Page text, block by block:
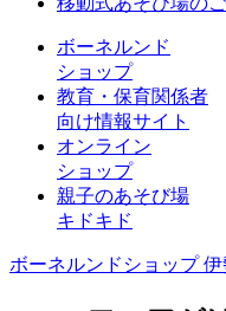
ボーネルンド
ショップ
教育・保育関係者
向け情報サイト
オンライン
ショップ
親子のあそび場
キドキド
ボーネルンドショップ